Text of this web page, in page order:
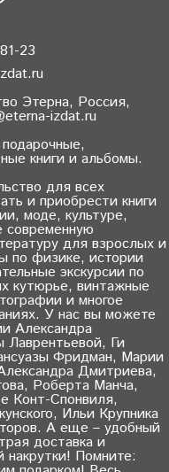
23
Этерна, Россия,
izdat.ru
книги и альбомы.
для всех
и приобрести книги
моде, культуре,
современную
для взрослых и
по физике, истории
экскурсии по
кутюрье, винтажные
и многое
У нас вы можете
Александра
Ги
Фридман, Марии
Дмитриева,
Роберта Манча,
Конт-Спонвиля,
Ильи Крупника
А еще – удобный
доставка и
накрутки! Помните: